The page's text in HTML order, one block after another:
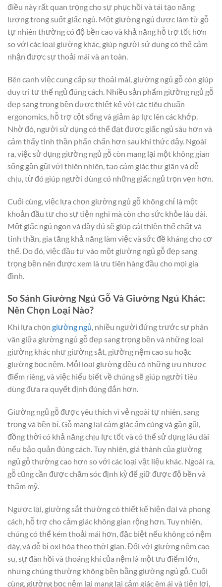
điều này rất quan trọng cho sự phục hồi và tái tạo năng
lượng trong suốt giấc ngủ. Một giường ngủ được làm từ gỗ
tự nhiên thường có độ bền cao và khả năng hỗ trợ tốt hơn
so với các loại giường khác, giúp người sử dụng có thể cảm
nhận được sự thoải mái và an toàn.
Bên cạnh việc cung cấp sự thoải mái, giường ngủ gỗ còn giúp
duy trì tư thế ngủ đúng cách. Nhiều sản phẩm giường ngủ gỗ
đẹp sang trọng bền được thiết kế với các tiêu chuẩn
ergonomics, hỗ trợ cột sống và giảm áp lực lên các khớp.
Nhờ đó, người sử dụng có thể đạt được giấc ngủ sâu hơn và
cảm thấy tinh thần phấn chấn hơn sau khi thức dậy. Ngoài
ra, việc sử dụng giường ngủ gỗ còn mang lại một không gian
sống gần gũi với thiên nhiên, tạo cảm giác thư giãn và dễ
chịu, từ đó giúp người dùng có những giấc ngủ trọn vẹn hơn.
Cuối cùng, việc lựa chọn giường ngủ gỗ không chỉ là một
khoản đầu tư cho sự tiện nghi mà còn cho sức khỏe lâu dài.
Một giấc ngủ ngon và đầy đủ sẽ giúp cải thiện thể chất và
tinh thần, gia tăng khả năng làm việc và sức đề kháng cho cơ
thể. Do đó, việc đầu tư vào một giường ngủ gỗ đẹp sang
trọng bền nên được xem là ưu tiên hàng đầu cho mọi gia
đình.
So Sánh Giường Ngủ Gỗ Và Giường Ngủ Khác:
Nên Chọn Loại Nào?
Khi lựa chọn giường ngủ, nhiều người đứng trước sự phân
vân giữa giường ngủ gỗ đẹp sang trọng bền và những loại
giường khác như giường sắt, giường nệm cao su hoặc
giường bọc nệm. Mỗi loại giường đều có những ưu nhược
điểm riêng, và việc hiểu biết về chúng sẽ giúp người tiêu
dùng đưa ra quyết định đúng đắn hơn.
Giường ngủ gỗ được yêu thích vì vẻ ngoài tự nhiên, sang
trọng và bền bỉ. Gỗ mang lại cảm giác ấm cúng và gần gũi,
đồng thời có khả năng chịu lực tốt và có thể sử dụng lâu dài
nếu bảo quản đúng cách. Tuy nhiên, giá thành của giường
ngủ gỗ thường cao hơn so với các loại vật liệu khác. Ngoài ra,
gỗ cũng cần được chăm sóc định kỳ để giữ được độ bền và
thẩm mỹ.
Ngược lại, giường sắt thường có thiết kế hiện đại và phong
cách, hỗ trợ cho cảm giác không gian rộng hơn. Tuy nhiên,
chúng có thể kém thoải mái hơn, đặc biệt nếu không có nệm
dày, và dễ bị oxi hóa theo thời gian. Đối với giường nệm cao
su, sự đàn hồi và thoáng khí của nệm là một ưu điểm lớn,
nhưng chúng thường không bền bằng giường ngủ gỗ. Cuối
cùng, giường bọc nệm lại mang lại cảm giác êm ái và tiện lợi,